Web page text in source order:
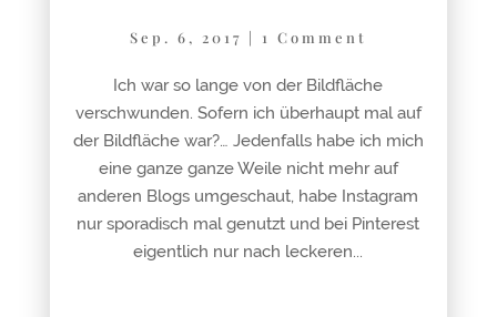
Sep. 6, 2017 | 1 Comment
Ich war so lange von der Bildfläche
verschwunden. Sofern ich überhaupt mal auf
der Bildfläche war?… Jedenfalls habe ich mich
eine ganze ganze Weile nicht mehr auf
anderen Blogs umgeschaut, habe Instagram
nur sporadisch mal genutzt und bei Pinterest
eigentlich nur nach leckeren...